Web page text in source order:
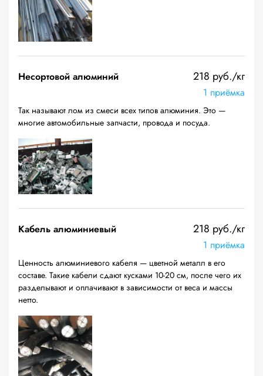
Несортовой алюминий 218 руб./кг
1 приёмка
Так называют лом из смеси всех типов алюминия. Это —
многие автомобильные запчасти, провода и посуда.
Кабель алюминиевый 218 руб./кг
1 приёмка
Ценность алюминиевого кабеля — цветной металл в его
составе. Такие кабели сдают кусками 10-20 см, после чего их
разделывают и оплачивают в зависимости от веса и массы
нетто.